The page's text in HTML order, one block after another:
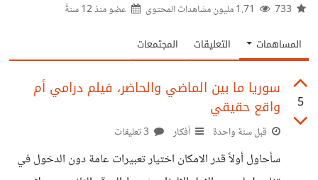
عضو منذ12 سنةً
المساهمات التعليقات المجتمعات
5
سوريا ما بين الماضي والحاضر، فيلم درامي أم
واقع حقيقي
قبل سنة واحدة أفكار
سأحاول أولاً قدر الامكان اختيار تعبيرات عامة دون الدخول في